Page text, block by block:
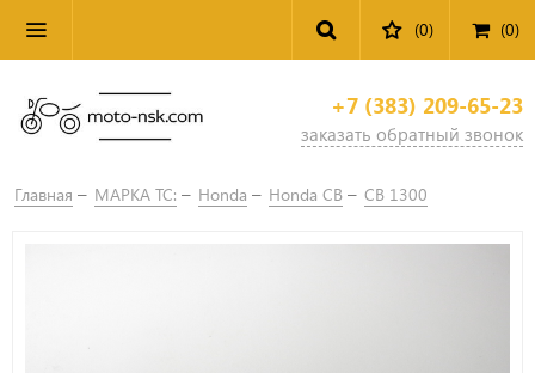
(0) (0)
+7 (383) 209-65-23
заказать обратный звонок
Главная МАРКА ТС: Honda Honda CB CB 1300